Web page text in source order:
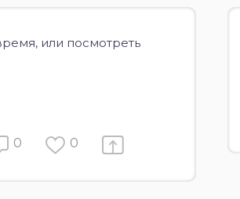
или посмотреть
0 0